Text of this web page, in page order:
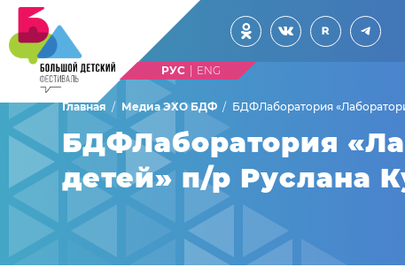
Главная Медиа ЭХО БДФ БДФЛаборатория
БДФЛаборатория
детей» п/р Руслана